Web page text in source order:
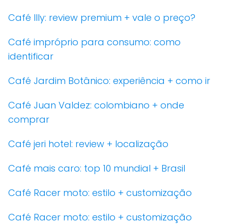
Café Illy: review premium + vale o preço?
Café impróprio para consumo: como
identificar
Café Jardim Botânico: experiência + como ir
Café Juan Valdez: colombiano + onde
comprar
Café jeri hotel: review + localização
Café mais caro: top 10 mundial + Brasil
Café Racer moto: estilo + customização
Café Racer moto: estilo + customização